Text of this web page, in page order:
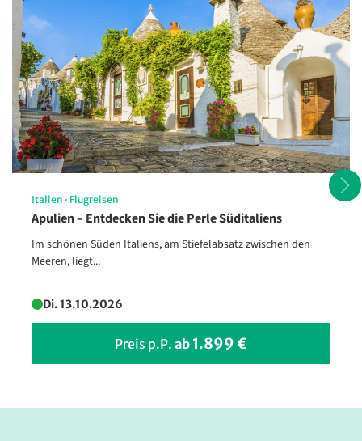
Silvester am Hamburger Hafen
©foto-select - stock.adobe.com
Italien · Flugreisen
Apulien – Entdecken Sie die Perle Süditaliens
Im schönen Süden Italiens, am Stiefelabsatz zwischen den
Meeren, liegt...
Di. 13.10.2026
Preis p.P. ab 1.899 €